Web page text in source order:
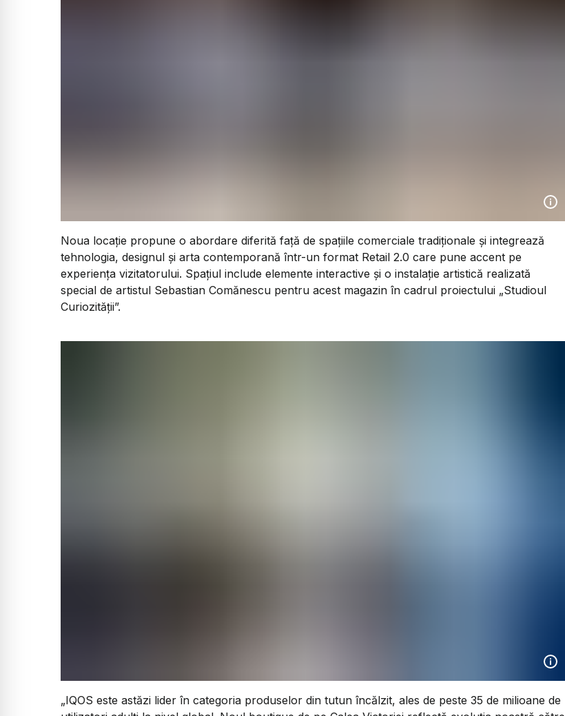
Noua locație propune o abordare diferită față de spațiile comerciale tradiționale și integrează
tehnologia, designul și arta contemporană într-un format Retail 2.0 care pune accent pe
experiența vizitatorului. Spațiul include elemente interactive și o instalație artistică realizată
special de artistul Sebastian Comănescu pentru acest magazin în cadrul proiectului „Studioul
Curiozității”.
„IQOS este astăzi lider în categoria produselor din tutun încălzit, ales de peste 35 de milioane de